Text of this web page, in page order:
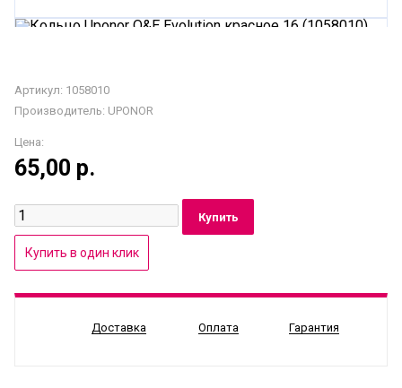
Артикул: 1058010
Производитель: UPONOR
Цена:
65,00 р.
Доставка Оплата Гарантия